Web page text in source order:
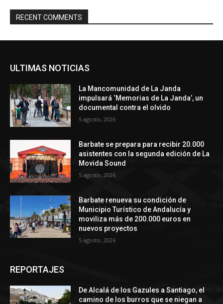
RECENT COMMENTS
ULTIMAS NOTICIAS
La Mancomunidad de La Janda
impulsará ‘Memorias de La Janda’, un
documental contra el olvido
5 agosto, 2026
Barbate se prepara para recibir 20.000
asistentes con la segunda edición de La
Movida Sound
5 agosto, 2026
Barbate renueva su condición de
Municipio Turístico de Andalucía y
moviliza más de 200.000 euros en
nuevos proyectos
5 agosto, 2026
REPORTAJES
De Alcalá de los Gazules a Santiago, el
camino de los burros que se niegan a